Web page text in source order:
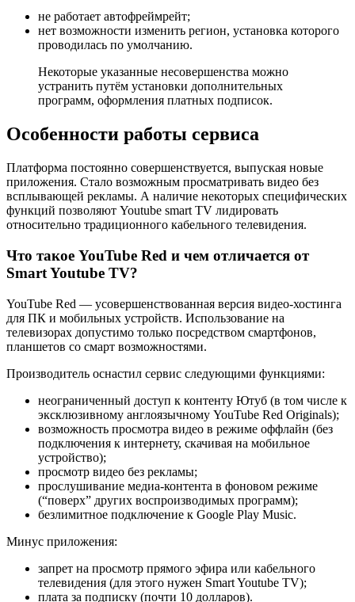
не работает автофреймрейт;
нет возможности изменить регион, установка которого
проводилась по умолчанию.
Некоторые указанные несовершенства можно
устранить путём установки дополнительных
программ, оформления платных подписок.
Особенности работы сервиса
Платформа постоянно совершенствуется, выпуская новые
приложения. Стало возможным просматривать видео без
всплывающей рекламы. А наличие некоторых специфических
функций позволяют Youtube smart TV лидировать
относительно традиционного кабельного телевидения.
Что такое YouTube Red и чем отличается от
Smart Youtube TV?
YouTube Red — усовершенствованная версия видео-хостинга
для ПК и мобильных устройств. Использование на
телевизорах допустимо только посредством смартфонов,
планшетов со смарт возможностями.
Производитель оснастил сервис следующими функциями:
неограниченный доступ к контенту Ютуб (в том числе к
эксклюзивному англоязычному YouTube Red Originals);
возможность просмотра видео в режиме оффлайн (без
подключения к интернету, скачивая на мобильное
устройство);
просмотр видео без рекламы;
прослушивание медиа-контента в фоновом режиме
(“поверх” других воспроизводимых программ);
безлимитное подключение к Google Play Music.
Минус приложения:
запрет на просмотр прямого эфира или кабельного
телевидения (для этого нужен Smart Youtube TV);
плата за подписку (почти 10 долларов).